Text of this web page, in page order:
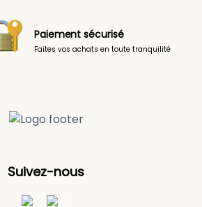
Paiement sécurisé
Faites vos achats en toute tranquilité
Suivez-nous